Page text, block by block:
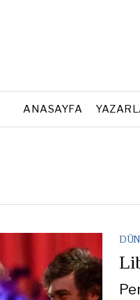
ANASAYFA